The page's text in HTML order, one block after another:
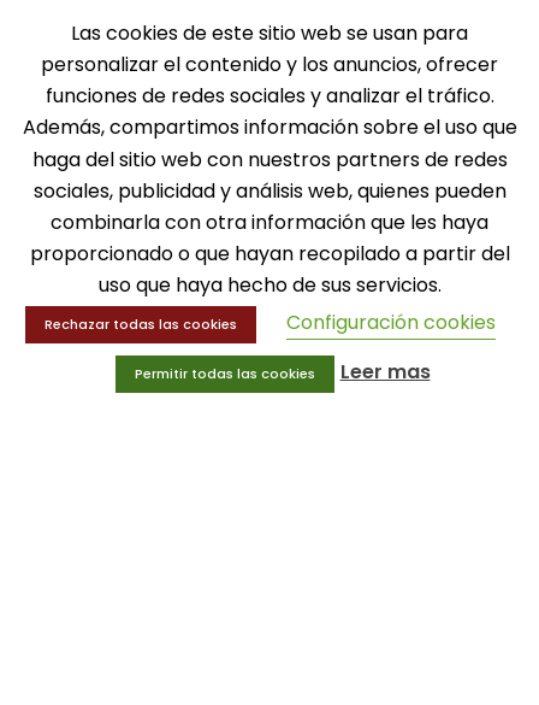
Fax: 916 537 814
SOLICITA INFORMACIÓN
MENÚ
Balones
Educación física
Entrenamiento y educación física
Las cookies de este sitio web se usan para
personalizar el contenido y los anuncios, ofrecer
funciones de redes sociales y analizar el tráfico.
Además, compartimos información sobre el uso que
haga del sitio web con nuestros partners de redes
sociales, publicidad y análisis web, quienes pueden
combinarla con otra información que les haya
proporcionado o que hayan recopilado a partir del
uso que haya hecho de sus servicios.
Rechazar todas las cookies Configuración cookies
Permitir todas las cookies Leer mas